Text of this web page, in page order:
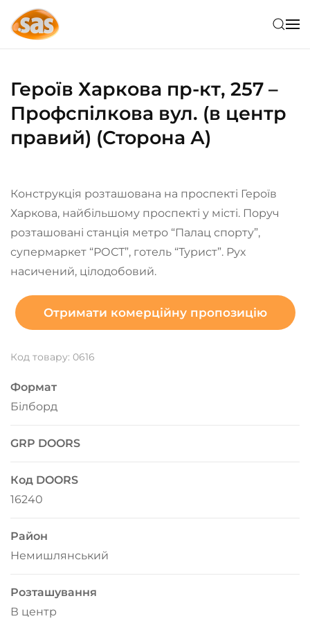
Skip to main content
Героїв Харкова пр-кт, 257 –
Профспілкова вул. (в центр
правий) (Сторона А)
Конструкція розташована на проспекті Героїв
Харкова, найбільшому проспекті у місті. Поруч
розташовані станція метро “Палац спорту”,
супермаркет “РОСТ”, готель “Турист”. Рух
насичений, цілодобовий.
Отримати комерційну пропозицію
Код товару: 0616
Формат
Білборд
GRP DOORS
Код DOORS
16240
Район
Немишлянський
Розташування
В центр